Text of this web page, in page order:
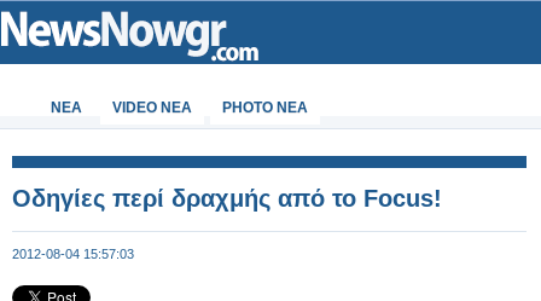
ΝΕΑ VIDEO NEA PHOTO NEA
Οδηγίες περί δραχμής από το Focus!
2012-08-04 15:57:03